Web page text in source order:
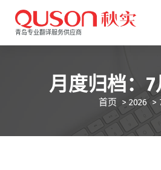
文
青岛专业翻译服务供应商
月度归档：7
首页 > 2026>